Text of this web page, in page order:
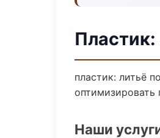
пластик: литьё
оптимизировать
Наши